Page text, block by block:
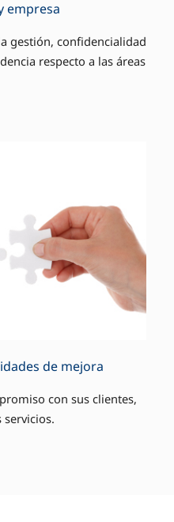
empresa
gestión, confidencialidad
respecto a las áreas
de mejora
con sus clientes,